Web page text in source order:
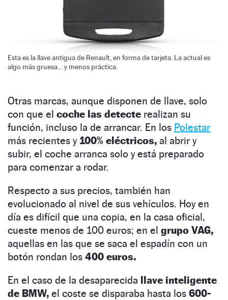
Esta es la llave antigua de Renault, en forma de tarjeta. La actual es
algo más gruesa… y menos práctica.
Otras marcas, aunque disponen de llave, solo
con que el coche las detecte realizan su
función, incluso la de arrancar. En los Polestar
más recientes y 100% eléctricos, al abrir y
subir, el coche arranca solo y está preparado
para comenzar a rodar.
Respecto a sus precios, también han
evolucionado al nivel de sus vehículos. Hoy en
día es difícil que una copia, en la casa oficial,
cueste menos de 100 euros; en el grupo VAG,
aquellas en las que se saca el espadín con un
botón rondan los 400 euros.
En el caso de la desaparecida llave inteligente
de BMW, el coste se disparaba hasta los 600-